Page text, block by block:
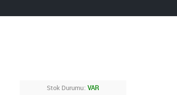
Stok Durumu VAR